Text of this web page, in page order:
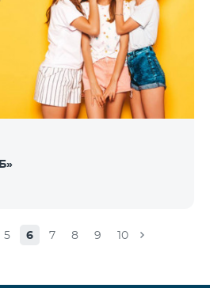
5 6 7 8 9 10